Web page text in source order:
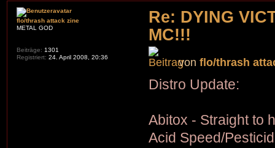
Re: DYING
MC!!!
vonflo/thrash
Distro Update:
Abitox - Straight to
Acid Speed/
flo/thrash attack zine
METAL GOD
Beiträge: 1301
Registriert: 24. April 2008, 20:36